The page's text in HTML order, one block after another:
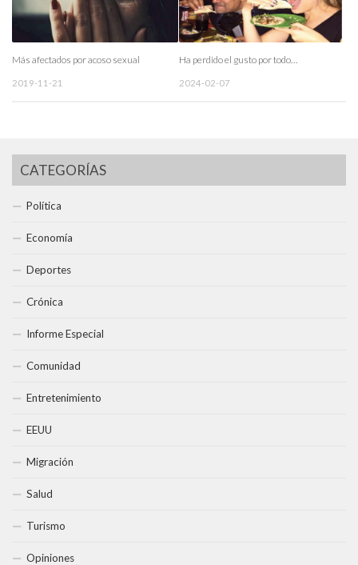
Más afectados por acoso sexual
2019-11-21
Ha perdido el gusto por todo…
2024-02-07
CATEGORÍAS
Política
Economía
Deportes
Crónica
Informe Especial
Comunidad
Entretenimiento
EEUU
Migración
Salud
Turismo
Opiniones